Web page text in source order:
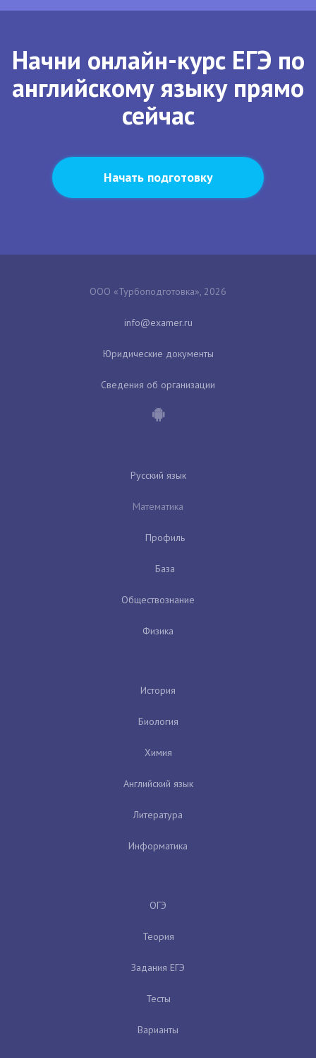
Начни онлайн-курс ЕГЭ по
английскому языку прямо
сейчас
Начать подготовку
ООО «Турбоподготовка», 2026
Юридические документы
Сведения об организации
Русский язык
Математика
Профиль
База
Обществознание
Физика
История
Биология
Химия
Английский язык
Литература
Информатика
ОГЭ
Теория
Задания ЕГЭ
Тесты
Варианты